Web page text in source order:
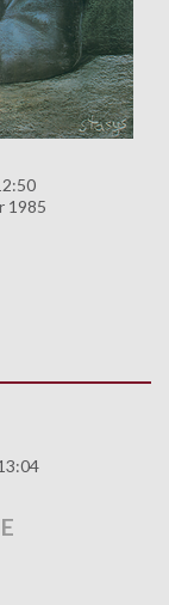
1985